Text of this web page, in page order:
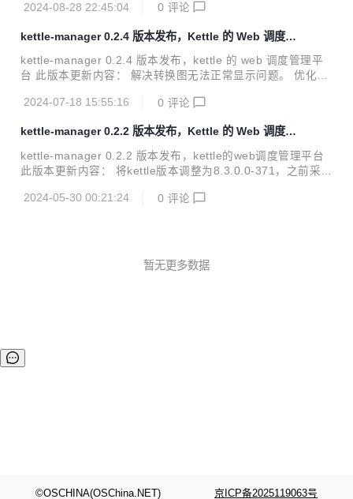
作业状态异常的问题。 更新数据库脚本，解决作业视图可能因
取一次一直用，其中还有各种预编译，整体改造比较麻烦，这
种连接使用方式很有问题，其一mysql数据库默认有8小时时
限，超时会被强制断开，其二其他意外场景或数据库重启等也
也可以采用高级权限修改数据库参数提高超时时长，但最好还
2024-08-28 22:45:04 0 评论
kettle-manager 0.2.4 版本发布，Kettle 的 Web 调度管
理平台
kettle-manager 0.2.4 版本发布，kettle 的 web 调度管理平
台 此版本更新内容： 解决转换图无法正常显示问题。 优化删
题。 解决kettle客户端部分扩展插件配置窗口打不开的问题。
了全局p限制支持（之前就支持按用户限制），密码输入错误
一次则要求输入验证码（之前就支持失败达到一定次数不允许
登录）、从ip和用户维度同时在线会话数限制、模糊用户名密
支持通过sql返回字段来控制查询列表的行样式或单元格样
2024-07-18 15:55:16 0 评论
kettle-manager 0.2.2 版本发布，Kettle 的 Web 调度管
理平台
kettle-manager 0.2.2 版本发布，kettle的web调度管理平台
此版本更新内容： 将kettle版本调整为8.3.0.0-371，之前采用
新的发布版本。 将项目所有我开发的工具包、我定制修改过的
混乱，方便调试。 提供标准的演示系统环境，方便参与者快速
2024-05-30 00:21:24 0 评论
暂无更多数据
©OSCHINA(OSChina.NET) 京ICP备2025119063号